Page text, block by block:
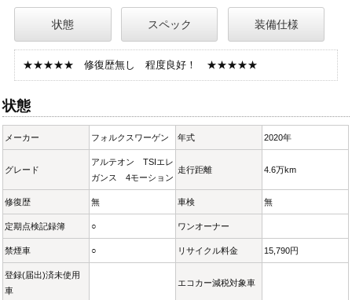
状態 スペック 装備仕様
★★★★★ 修復歴無し 程度良好！ ★★★★★
状態
メーカー フォルクスワーゲン 年式 2020年
グレード
アルテオン TSIエレ
ガンス 4モーション
走行距離 4.6万km
修復歴 無 車検 無
定期点検記録簿 ○ ワンオーナー
禁煙車 ○ リサイクル料金 15,790円
登録(届出)済未使用
車
エコカー減税対象車